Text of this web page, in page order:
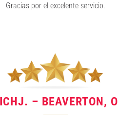
Gracias por el excelente servicio.
– BEAVERTON, O